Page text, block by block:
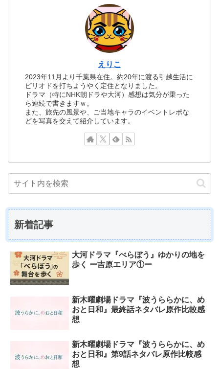
えりこ
2023年11月より千葉県在住。約20年に渡る引越生活に
ピリオドを打ちようやく定住となりました。
ドラマ（特にNHK朝ドラや大河）感想は気分が乗った
ら連続で書きますｗ。
また、旅先の風景や、ご当地キャラのイベントレポな
どを写真を交えて紹介しています。
新着記事
大河ドラマ『べらぼう』ゆかりの地を
歩く ー吉原エリア①ー
新木曜劇場ドラマ『波うららかに、め
おと日和』最終話ネタバレ原作比較感
想
新木曜劇場ドラマ『波うららかに、め
おと日和』第9話ネタバレ原作比較感
想